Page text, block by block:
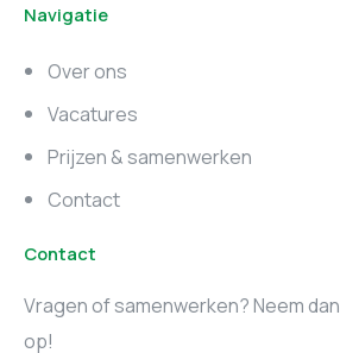
Marketing vacatures
Zuid-Holland
Marketing vacatures
Utrecht
Navigatie
Over ons
Vacatures
Prijzen & samenwerken
Contact
Contact
Vragen of samenwerken? Neem dan
op!